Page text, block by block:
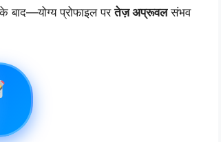
प्रोफाइल परतेज़ अप्रूवलसंभव